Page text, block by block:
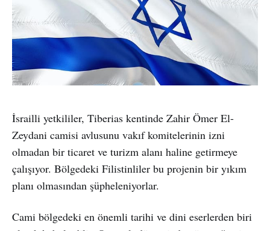
İsrailli yetkililer, Tiberias kentinde Zahir Ömer El-
Zeydani camisi avlusunu vakıf komitelerinin izni
olmadan bir ticaret ve turizm alanı haline getirmeye
çalışıyor. Bölgedeki Filistinliler bu projenin bir yıkım
planı olmasından şüpheleniyorlar.
Cami bölgedeki en önemli tarihi ve dini eserlerden biri